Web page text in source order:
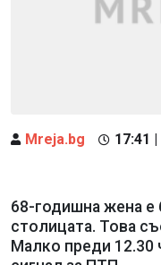
Mreja.bg 17:41
68-годишна жена е
столицата. Това
Малко преди 12.30